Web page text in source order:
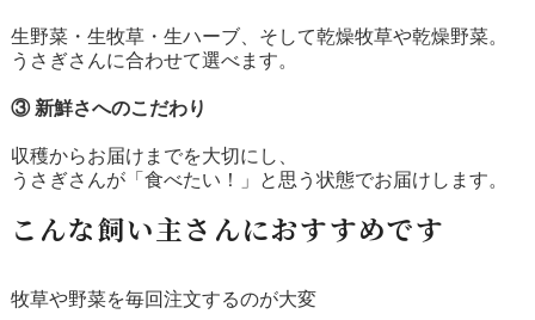
生野菜・生牧草・生ハーブ、そして乾燥牧草や乾燥野菜。
うさぎさんに合わせて選べます。
③ 新鮮さへのこだわり
収穫からお届けまでを大切にし、
うさぎさんが「食べたい！」と思う状態でお届けします。
こんな飼い主さんにおすすめです
牧草や野菜を毎回注文するのが大変